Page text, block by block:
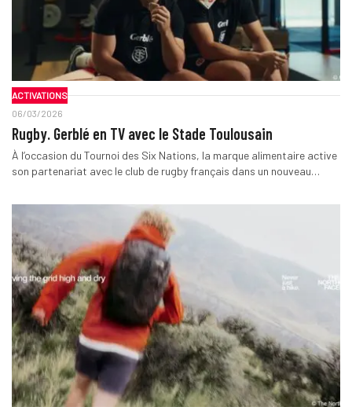
ACTIVATIONS
06/03/2026
Rugby. Gerblé en TV avec le Stade Toulousain
À l’occasion du Tournoi des Six Nations, la marque alimentaire active
son partenariat avec le club de rugby français dans un nouveau…